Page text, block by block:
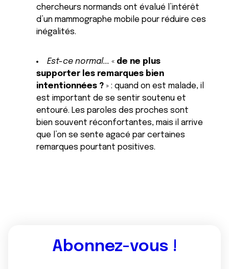
chercheurs normands ont évalué l’intérêt
d’un mammographe mobile pour réduire ces
inégalités.
Est-ce normal... «de ne plus
supporter les remarques bien
intentionnées ? » : quand on est malade, il
est important de se sentir soutenu et
entouré. Les paroles des proches sont
bien souvent réconfortantes, mais il arrive
que l’on se sente agacé par certaines
remarques pourtant positives.
Abonnez-vous !